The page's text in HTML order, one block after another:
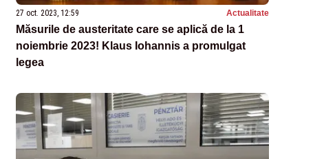
27 oct. 2023, 12:59 Actualitate
Măsurile de austeritate care se aplică de la 1
noiembrie 2023! Klaus Iohannis a promulgat
legea